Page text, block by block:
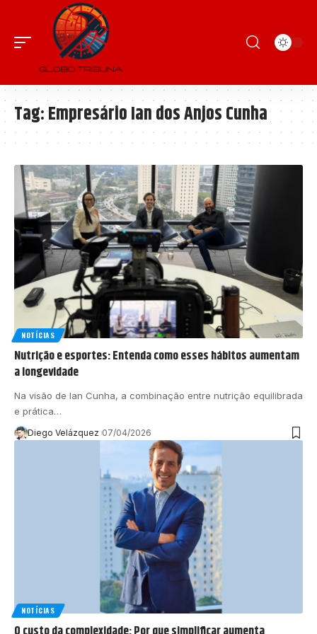
Tag:Empresário Ian dos Anjos Cunha
NOTÍCIAS
Nutrição e esportes: Entenda como esses hábitos aumentam
a longevidade
Na visão de Ian Cunha, a combinação entre nutrição equilibrada
e prática…
Diego Velázquez 07/04/2026
NOTÍCIAS